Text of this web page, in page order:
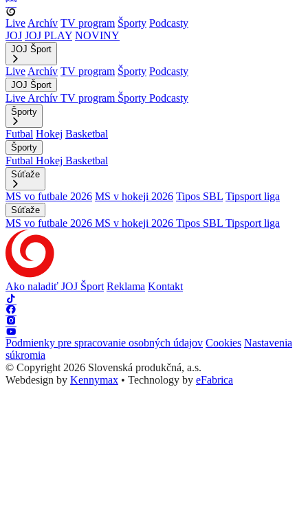
Live Archív TV program Športy Podcasty
JOJ JOJ PLAY NOVINY
JOJ Šport
Live Archív TV program Športy Podcasty
JOJ Šport
Live Archív TV program Športy Podcasty
Športy
Futbal Hokej Basketbal
Športy
Futbal Hokej Basketbal
Súťaže
MS vo futbale 2026 MS v hokeji 2026 Tipos SBL Tipsport liga
Súťaže
MS vo futbale 2026 MS v hokeji 2026 Tipos SBL Tipsport liga
Ako naladiť JOJ Šport Reklama Kontakt
Podmienky pre spracovanie osobných údajov Cookies Nastavenia
súkromia
© Copyright 2026 Slovenská produkčná, a.s.
Webdesign by Kennymax • Technology by eFabrica